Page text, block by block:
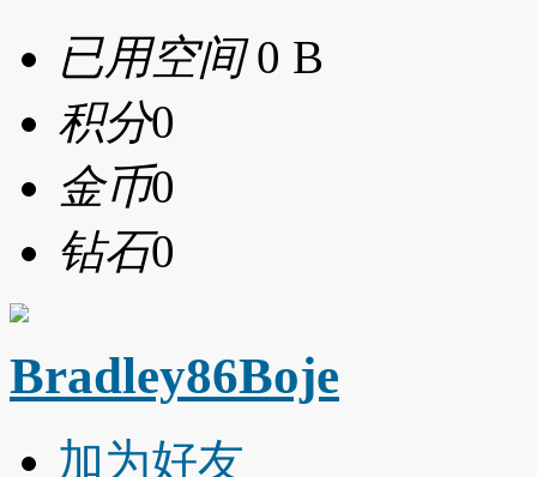
已用空间0 B
积分0
金币0
钻石0
Bradley86Boje
加为好友